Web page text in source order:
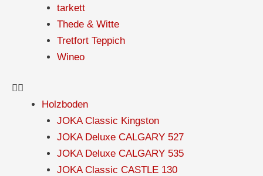
tarkett
Thede & Witte
Tretfort Teppich
Wineo
Holzboden
JOKA Classic Kingston
JOKA Deluxe CALGARY 527
JOKA Deluxe CALGARY 535
JOKA Classic CASTLE 130